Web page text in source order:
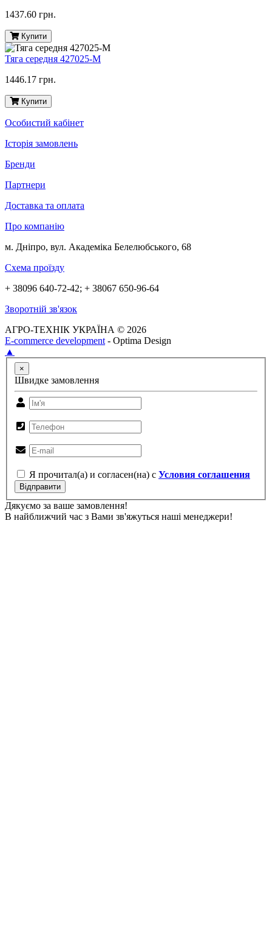
1437.60 грн.
Купити
Тяга середня 427025-M
1446.17 грн.
Купити
Особистий кабінет
Історія замовлень
Бренди
Партнери
Доставка та оплата
Про компанію
м. Дніпро, вул. Академіка Белелюбського, 68
Схема проїзду
+ 38096 640-72-42; + 38067 650-96-64
Зворотній зв'язок
АГРО-ТЕХНІК УКРАЇНА © 2026
E-commerce development - Optima Design
▲
×
Швидке замовлення
Я прочитал(а) и согласен(на) с Условия соглашения
Відправити
Дякуємо за ваше замовлення!
В найближчий час з Вами зв'яжуться наші менеджери!